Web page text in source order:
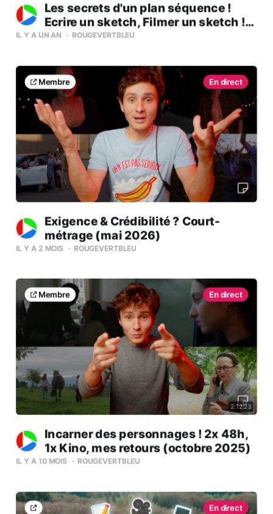
Les secrets d'un plan séquence !
Ecrire un sketch, Filmer un sketch !
(août 2025)
IL Y A UN AN ROUGEVERTBLEU
Membre
Exigence & Crédibilité ? Court-
métrage (mai 2026)
IL Y A 2 MOIS ROUGEVERTBLEU
2:12:23
Membre
Incarner des personnages ! 2x 48h,
1x Kino, mes retours (octobre 2025)
IL Y A 10 MOIS ROUGEVERTBLEU